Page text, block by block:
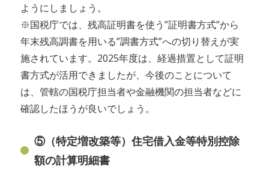
ようにしましょう。
※国税庁では、残高証明書を使う”証明書方式”から
年末残高調書を用いる”調書方式”への切り替えが実
施されています。2025年度は、経過措置として証明
書方式が活用できましたが、今後のことについて
は、管轄の国税庁担当者や金融機関の担当者などに
確認したほうが良いでしょう。
⑤（特定増改築等）住宅借入金等特別控除
額の計算明細書